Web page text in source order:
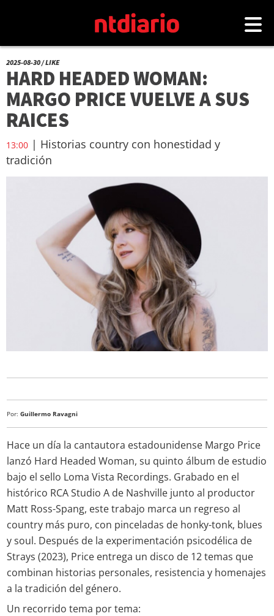
2025-08-30 / LIKE
HARD HEADED WOMAN:
MARGO PRICE VUELVE A SUS
RAICES
13:00 | Historias country con honestidad y
tradición
Por: Guillermo Ravagni
Hace un día la cantautora estadounidense Margo Price
lanzó Hard Headed Woman, su quinto álbum de estudio
bajo el sello Loma Vista Recordings. Grabado en el
histórico RCA Studio A de Nashville junto al productor
Matt Ross-Spang, este trabajo marca un regreso al
country más puro, con pinceladas de honky-tonk, blues
y soul. Después de la experimentación psicodélica de
Strays (2023), Price entrega un disco de 12 temas que
combinan historias personales, resistencia y homenajes
a la tradición del género.
Un recorrido tema por tema: